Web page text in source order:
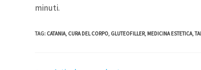
minuti.
TAG: CATANIA, CURA DEL CORPO, GLUTEOFILLER, MEDICINA ESTETICA,